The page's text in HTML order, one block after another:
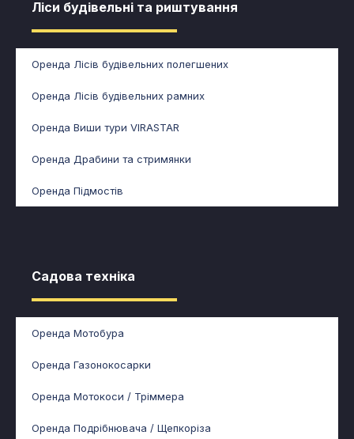
Ліси будівельні та риштування​​
Оренда Лісів будівельних полегшених
Оренда Лісів будівельних рамних
Оренда Виши тури VIRASTAR
Оренда Драбини та стримянки
Оренда Підмостів
Садова техніка​
Оренда Мотобура
Оренда Газонокосарки
Оренда Мотокоси / Тріммера
Оренда Подрібнювача / Щепкоріза